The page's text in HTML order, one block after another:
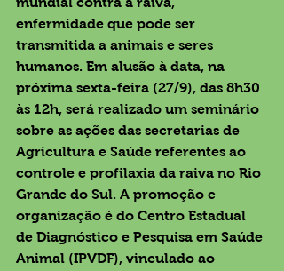
enfermidade que pode ser
transmitida a animais e seres
humanos. Em alusão à data, na
próxima sexta-feira (27/9), das 8h30
às 12h, será realizado um seminário
sobre as ações das secretarias de
Agricultura e Saúde referentes ao
controle e profilaxia da raiva no Rio
Grande do Sul. A promoção e
organização é do Centro Estadual
de Diagnóstico e Pesquisa em Saúde
Animal (IPVDF), vinculado ao